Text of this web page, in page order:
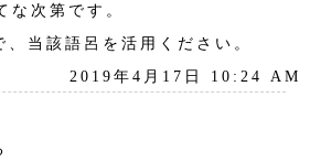
な次第です。
、当該語呂を活用ください。
2019年4月17日 10:24 AM